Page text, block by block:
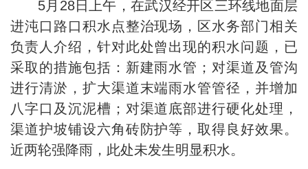
5月28日上午，在武汉经开区三环线地面层
进沌口路口积水点整治现场，区水务部门相关
负责人介绍，针对此处曾出现的积水问题，已
采取的措施包括：新建雨水管；对渠道及管沟
进行清淤，扩大渠道末端雨水管管径，并增加
八字口及沉泥槽；对渠道底部进行硬化处理，
渠道护坡铺设六角砖防护等，取得良好效果。
近两轮强降雨，此处未发生明显积水。